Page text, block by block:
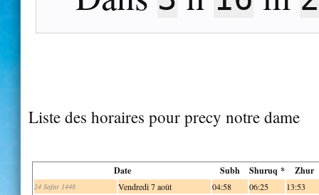
Liste des horaires pour precy notre dame
Date Subh Shuruq * Zhur
24 Safar 1448 Vendredi 7 août 04:58 06:25 13:53